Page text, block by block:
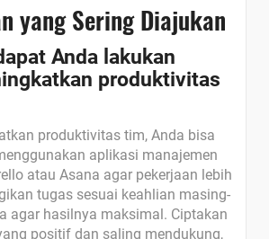
yang Sering Diajukan
Anda lakukan
produktivitas
produktivitas tim, Anda bisa
aplikasi manajemen
atau Asana agar pekerjaan lebih
tugas sesuai keahlian masing-
agar hasilnya maksimal. Ciptakan
positif dan saling mendukung,